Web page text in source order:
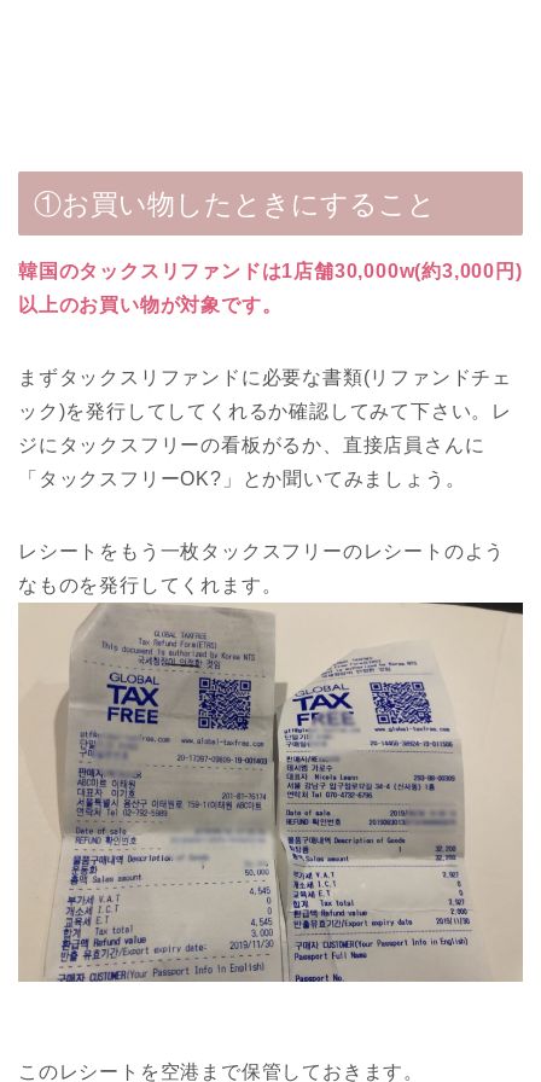
①お買い物したときにすること
韓国のタックスリファンドは1店舗30,000w(約3,000円)
以上のお買い物が対象です。
まずタックスリファンドに必要な書類(リファンドチェ
ック)を発行してしてくれるか確認してみて下さい。レ
ジにタックスフリーの看板がるか、直接店員さんに
「タックスフリーOK?」とか聞いてみましょう。
レシートをもう一枚タックスフリーのレシートのよう
なものを発行してくれます。
このレシートを空港まで保管しておきます。